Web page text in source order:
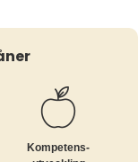
Kompetens­